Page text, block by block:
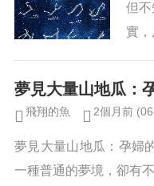
但
實，
式
自
夢見大量山地瓜：
飛翔的魚 2個月前
夢見大量山地瓜：孕婦
一種普通的夢境，卻有